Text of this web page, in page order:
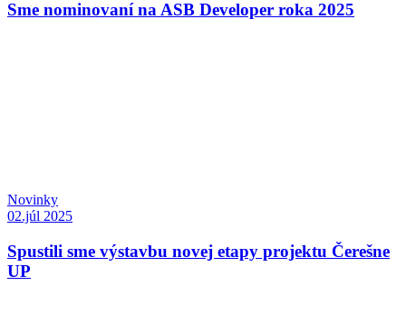
Sme nominovaní na ASB Developer roka 2025
Novinky
02.júl 2025
Spustili sme výstavbu novej etapy projektu Čerešne
UP